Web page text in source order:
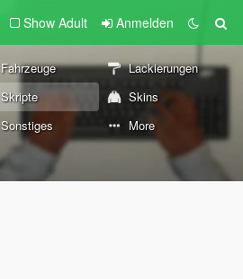
Show Adult Anmelden
Fahrzeuge
Lackierungen
Skripte
Skins
Sonstiges More